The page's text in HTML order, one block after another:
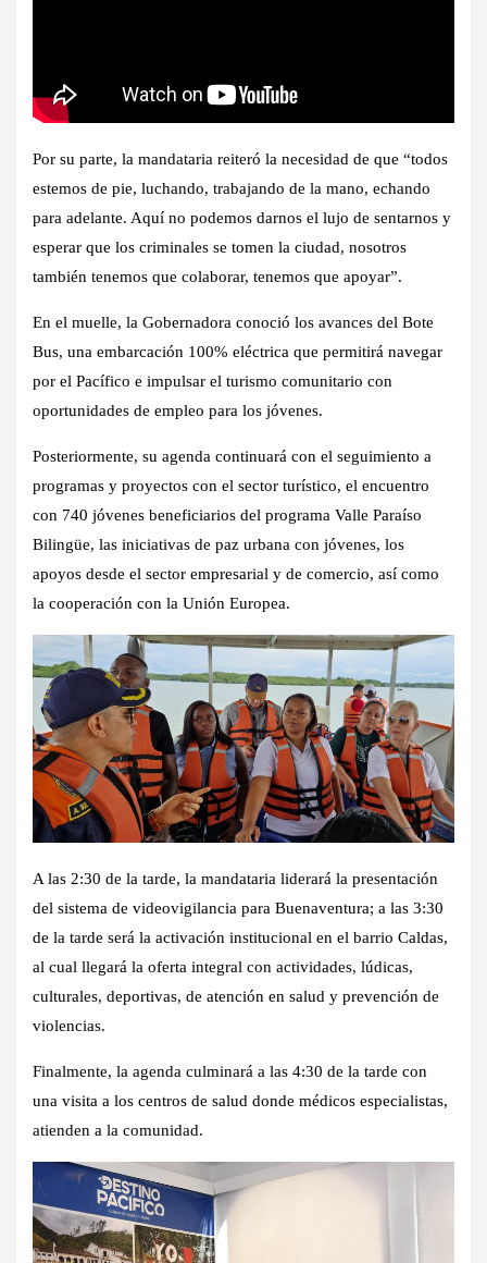
Por su parte, la mandataria reiteró la necesidad de que “todos
estemos de pie, luchando, trabajando de la mano, echando
para adelante. Aquí no podemos darnos el lujo de sentarnos y
esperar que los criminales se tomen la ciudad, nosotros
también tenemos que colaborar, tenemos que apoyar”.
En el muelle, la Gobernadora conoció los avances del Bote
Bus, una embarcación 100% eléctrica que permitirá navegar
por el Pacífico e impulsar el turismo comunitario con
oportunidades de empleo para los jóvenes.
Posteriormente, su agenda continuará con el seguimiento a
programas y proyectos con el sector turístico, el encuentro
con 740 jóvenes beneficiarios del programa Valle Paraíso
Bilingüe, las iniciativas de paz urbana con jóvenes, los
apoyos desde el sector empresarial y de comercio, así como
la cooperación con la Unión Europea.
A las 2:30 de la tarde, la mandataria liderará la presentación
del sistema de videovigilancia para Buenaventura; a las 3:30
de la tarde será la activación institucional en el barrio Caldas,
al cual llegará la oferta integral con actividades, lúdicas,
culturales, deportivas, de atención en salud y prevención de
violencias.
Finalmente, la agenda culminará a las 4:30 de la tarde con
una visita a los centros de salud donde médicos especialistas,
atienden a la comunidad.